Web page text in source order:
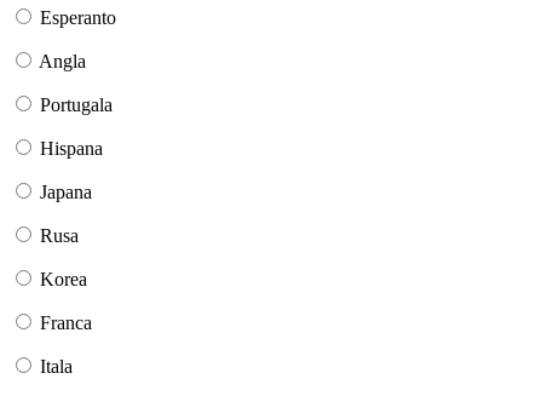
Esperanto
Angla
Portugala
Hispana
Japana
Rusa
Korea
Franca
Itala